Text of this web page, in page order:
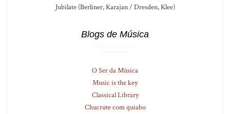
Jubilate (Berliner, Karajan / Dresden, Klee)
Blogs de Música
O Ser da Música
Music is the key
Classical Library
Chucrute com quiabo